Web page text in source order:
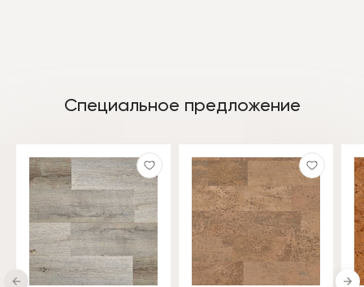
Специальное предложение